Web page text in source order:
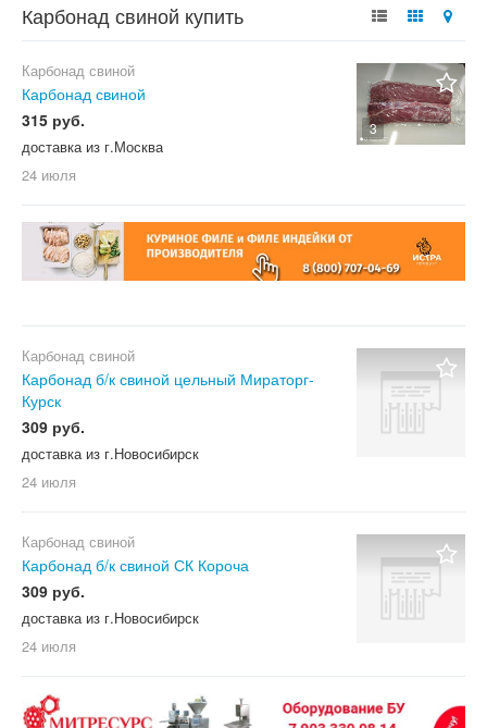
Карбонад свиной купить
3
Карбонад свиной
Карбонад свиной
315 руб.
доставка из г.Москва
24 июля
Карбонад свиной
Карбонад б/к свиной цельный Мираторг-
Курск
309 руб.
доставка из г.Новосибирск
24 июля
Карбонад свиной
Карбонад б/к свиной СК Короча
309 руб.
доставка из г.Новосибирск
24 июля